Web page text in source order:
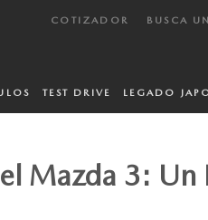
COTIZADOR BUSCA
TEST DRIVE LEGADO
Mazda 3: